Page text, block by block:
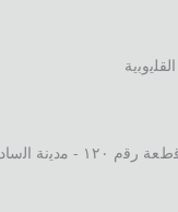
- اﻟﻣﻧوﻓﯾﺔ